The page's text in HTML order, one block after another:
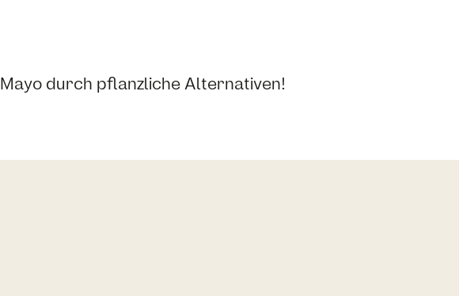
durch pflanzliche Alternativen!